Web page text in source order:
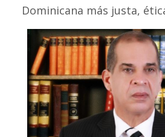
Dominicana más justa,